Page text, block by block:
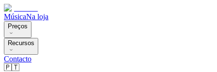
MúsicaNa loja
Preços
Recursos
Contacto
🇵🇹